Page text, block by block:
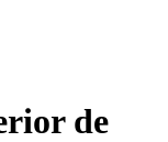
de